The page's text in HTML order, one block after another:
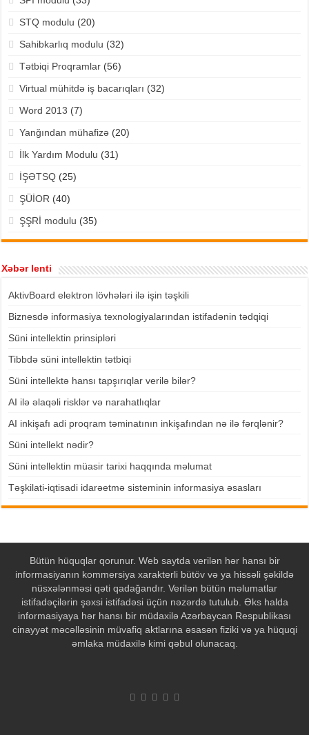
STQ modulu (20)
Sahibkarlıq modulu (32)
Tətbiqi Proqramlar(56)
Virtual mühitdə iş bacarıqları (32)
Word 2013 (7)
Yanğından mühafizə(20)
İlk Yardım Modulu (31)
İŞƏTSQ(25)
ŞÜİOR (40)
ŞŞRİ modulu (35)
Xəbər lenti
AktivBoard elektron lövhələri ilə işin təşkili
Biznesdə informasiya texnologiyalarından istifadənin tədqiqi
Süni intellektin prinsipləri
Tibbdə süni intellektin tətbiqi
Süni intellektə hansı tapşırıqlar verilə bilər?
AI ilə əlaqəli risklər və narahatlıqlar
AI inkişafı adi proqram təminatının inkişafından nə ilə fərqlənir?
Süni intellekt nədir?
Süni intellektin müasir tarixi haqqında məlumat
Təşkilati-iqtisadi idarəetmə sisteminin informasiya əsasları
Bütün hüquqlar qorunur. Web saytda verilən hər hansı bir
informasiyanın kommersiya xarakterli bütöv və ya hissəli şəkildə
nüsxələnməsi qəti qadağandır. Verilən bütün məlumatlar
istifadəçilərin şəxsi istifadəsi üçün nəzərdə tutulub. Əks halda
informasiyaya hər hansı bir müdaxilə Azərbaycan Respublikası
cinayyət məcəlləsinin müvafiq aktlarına əsasən fiziki və ya hüquqi
əmlaka müdaxilə kimi qəbul olunacaq.